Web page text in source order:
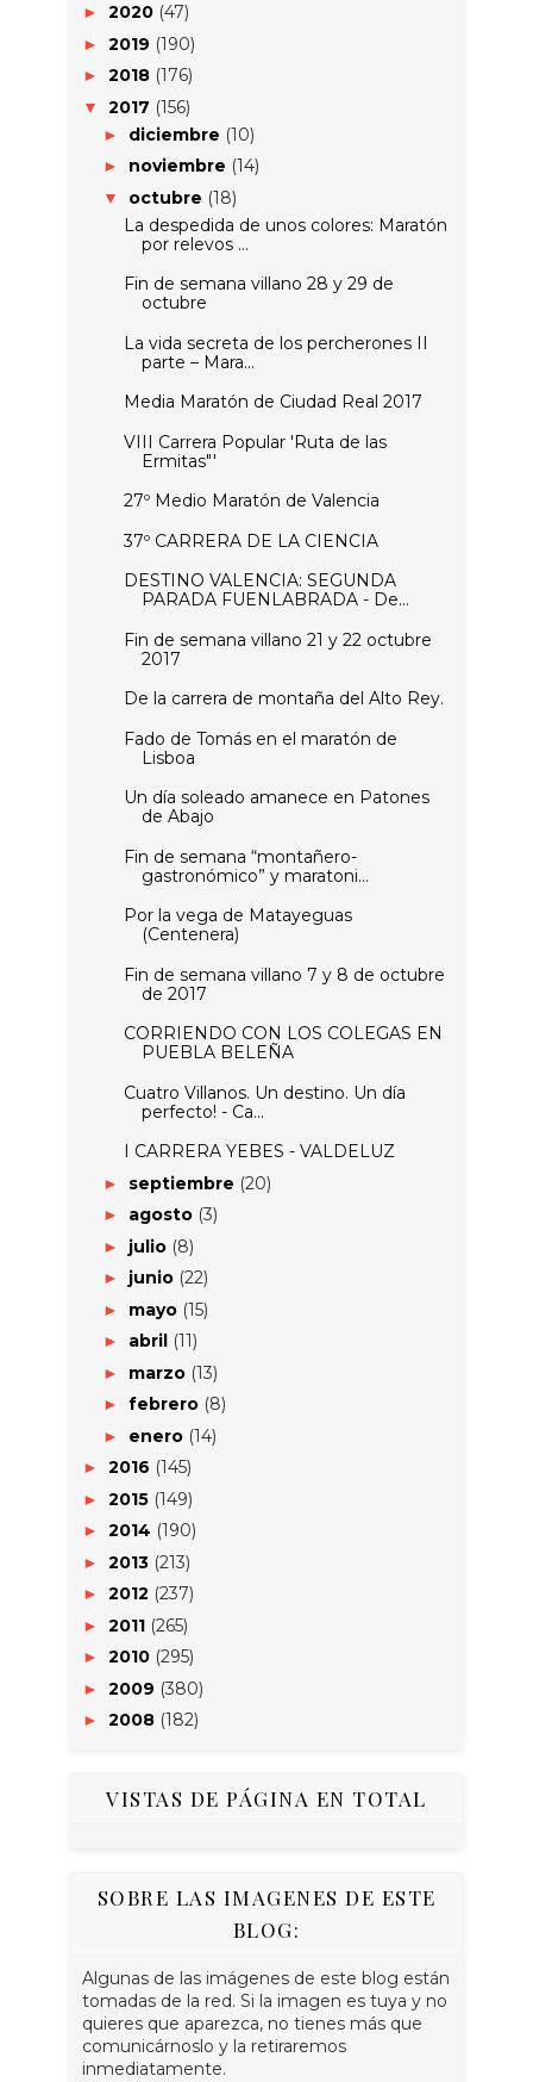
► 2020 (47)
► 2019 (190)
► 2018 (176)
▼ 2017 (156)
► diciembre (10)
► noviembre (14)
▼ octubre (18)
La despedida de unos colores: Maratón
por relevos ...
Fin de semana villano 28 y 29 de
octubre
La vida secreta de los percherones II
parte – Mara...
Media Maratón de Ciudad Real 2017
VIII Carrera Popular 'Ruta de las
Ermitas"'
27º Medio Maratón de Valencia
37º CARRERA DE LA CIENCIA
DESTINO VALENCIA: SEGUNDA
PARADA FUENLABRADA - De...
Fin de semana villano 21 y 22 octubre
2017
De la carrera de montaña del Alto Rey.
Fado de Tomás en el maratón de
Lisboa
Un día soleado amanece en Patones
de Abajo
Fin de semana “montañero-
gastronómico” y maratoni...
Por la vega de Matayeguas
(Centenera)
Fin de semana villano 7 y 8 de octubre
de 2017
CORRIENDO CON LOS COLEGAS EN
PUEBLA BELEÑA
Cuatro Villanos. Un destino. Un día
perfecto! - Ca...
I CARRERA YEBES - VALDELUZ
► septiembre (20)
► agosto (3)
► julio (8)
► junio (22)
► mayo (15)
► abril (11)
► marzo (13)
► febrero (8)
► enero (14)
► 2016 (145)
► 2015 (149)
► 2014 (190)
► 2013 (213)
► 2012 (237)
► 2011 (265)
► 2010 (295)
► 2009 (380)
► 2008 (182)
VISTAS DE PÁGINA EN TOTAL
SOBRE LAS IMAGENES DE ESTE
BLOG:
Algunas de las imágenes de este blog están
tomadas de la red. Si la imagen es tuya y no
quieres que aparezca, no tienes más que
comunicárnoslo y la retiraremos
inmediatamente.